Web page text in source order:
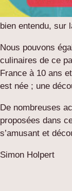
bien entendu, sur
Nous pouvons
culinaires de ce
France à 10 ans
est née ; une
De nombreuses
proposées dans
s’amusant et
Simon Holpert